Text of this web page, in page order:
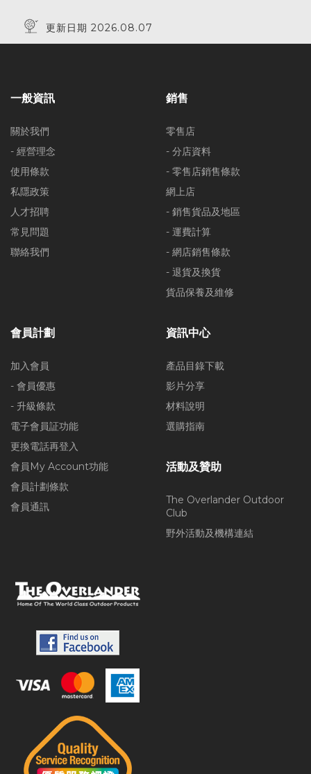
更新日期 2026.08.07
一般資訊
關於我們
- 經營理念
使用條款
私隱政策
人才招聘
常見問題
聯絡我們
銷售
零售店
- 分店資料
- 零售店銷售條款
網上店
- 銷售貨品及地區
- 運費計算
- 網店銷售條款
- 退貨及換貨
貨品保養及維修
會員計劃
加入會員
- 會員優惠
- 升級條款
電子會員証功能
更換電話再登入
會員My Account功能
會員計劃條款
會員通訊
資訊中心
產品目錄下載
影片分享
材料說明
選購指南
活動及贊助
The Overlander Outdoor
Club
野外活動及機構連結